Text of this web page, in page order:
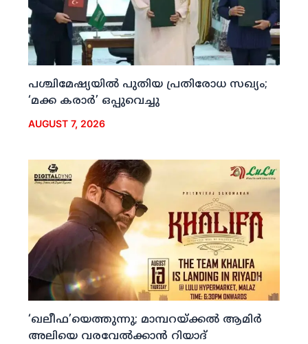
പശ്ചിമേഷ്യയില്‍ പുതിയ പ്രതിരോധ സഖ്യം;
‘മക്ക കരാര്‍’ ഒപ്പുവെച്ചു
AUGUST 7, 2026
‘ഖലീഫ’യെത്തുന്നു; മാമ്പറയ്ക്കല്‍ ആമിര്‍
അലിയെ വരവേല്‍ക്കാന്‍ റിയാദ്